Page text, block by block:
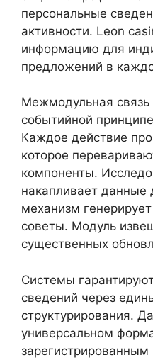
персональные
активности. Leon
информацию для
предложений в
Межмодульная связь
событийной
Каждое действие
которое
компоненты.
накапливает
механизм
советы. Модуль
существенных
Системы
сведений через
структурирования.
универсальном